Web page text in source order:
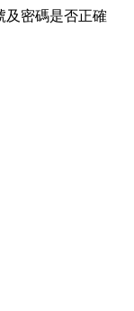
及密碼是否正確